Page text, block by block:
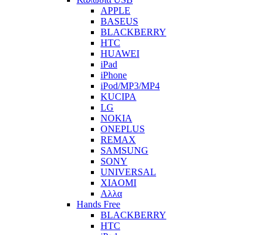
APPLE
BASEUS
BLACKBERRY
HTC
HUAWEI
iPad
iPhone
iPod/MP3/MP4
KUCIPA
LG
NOKIA
ONEPLUS
REMAX
SAMSUNG
SONY
UNIVERSAL
XIAOMI
Αλλα
Hands Free
BLACKBERRY
HTC